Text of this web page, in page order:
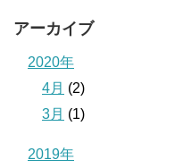
アーカイブ
2020年
4月 (2)
3月 (1)
2019年